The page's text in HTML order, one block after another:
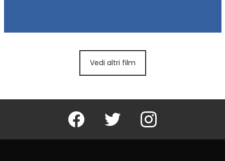
Vedi altri film
Facebook Twitter Instagram